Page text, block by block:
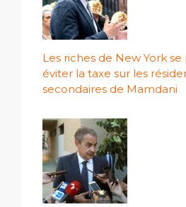
Les riches de New York
éviter la taxe sur les
secondaires de Mamdani